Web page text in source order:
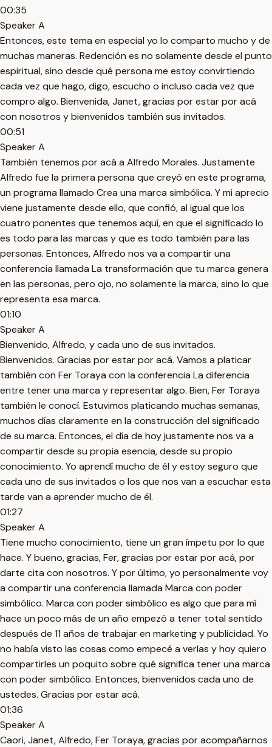
00:35
Speaker A
Entonces, este tema en especial yo lo comparto mucho y de
muchas maneras. Redención es no solamente desde el punto
espiritual, sino desde qué persona me estoy convirtiendo
cada vez que hago, digo, escucho o incluso cada vez que
compro algo. Bienvenida, Janet, gracias por estar por acá
con nosotros y bienvenidos también sus invitados.
00:51
Speaker A
También tenemos por acá a Alfredo Morales. Justamente
Alfredo fue la primera persona que creyó en este programa,
un programa llamado Crea una marca simbólica. Y mi aprecio
viene justamente desde ello, que confió, al igual que los
cuatro ponentes que tenemos aquí, en que el significado lo
es todo para las marcas y que es todo también para las
personas. Entonces, Alfredo nos va a compartir una
conferencia llamada La transformación que tu marca genera
en las personas, pero ojo, no solamente la marca, sino lo que
representa esa marca.
01:10
Speaker A
Bienvenido, Alfredo, y cada uno de sus invitados.
Bienvenidos. Gracias por estar por acá. Vamos a platicar
también con Fer Toraya con la conferencia La diferencia
entre tener una marca y representar algo. Bien, Fer Toraya
también le conocí. Estuvimos platicando muchas semanas,
muchos días claramente en la construcción del significado
de su marca. Entonces, el día de hoy justamente nos va a
compartir desde su propia esencia, desde su propio
conocimiento. Yo aprendí mucho de él y estoy seguro que
cada uno de sus invitados o los que nos van a escuchar esta
tarde van a aprender mucho de él.
01:27
Speaker A
Tiene mucho conocimiento, tiene un gran ímpetu por lo que
hace. Y bueno, gracias, Fer, gracias por estar por acá, por
darte cita con nosotros. Y por último, yo personalmente voy
a compartir una conferencia llamada Marca con poder
simbólico. Marca con poder simbólico es algo que para mí
hace un poco más de un año empezó a tener total sentido
después de 11 años de trabajar en marketing y publicidad. Yo
no había visto las cosas como empecé a verlas y hoy quiero
compartirles un poquito sobre qué significa tener una marca
con poder simbólico. Entonces, bienvenidos cada uno de
ustedes. Gracias por estar acá.
01:36
Speaker A
Caori, Janet, Alfredo, Fer Toraya, gracias por acompañarnos